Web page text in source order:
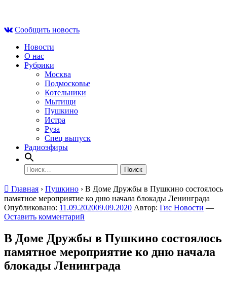
contentСообщить новость
Новости
О нас
Рубрики
Москва
Подмосковье
Котельники
Мытищи
Пушкино
Истра
Руза
Спец выпуск
Радиоэфиры
Найти:
Главная › Пушкино › В Доме Дружбы в Пушкино состоялось
памятное мероприятие ко дню начала блокады Ленинграда
Опубликовано: 11.09.202009.09.2020 Автор: Гис Новости —
Оставить комментарий
В Доме Дружбы в Пушкино состоялось
памятное мероприятие ко дню начала
блокады Ленинграда